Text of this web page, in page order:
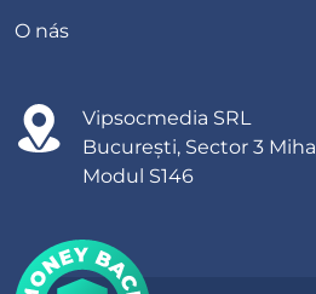
O nás
Vipsocmedia SRL
București, Sector 3
Modul S146